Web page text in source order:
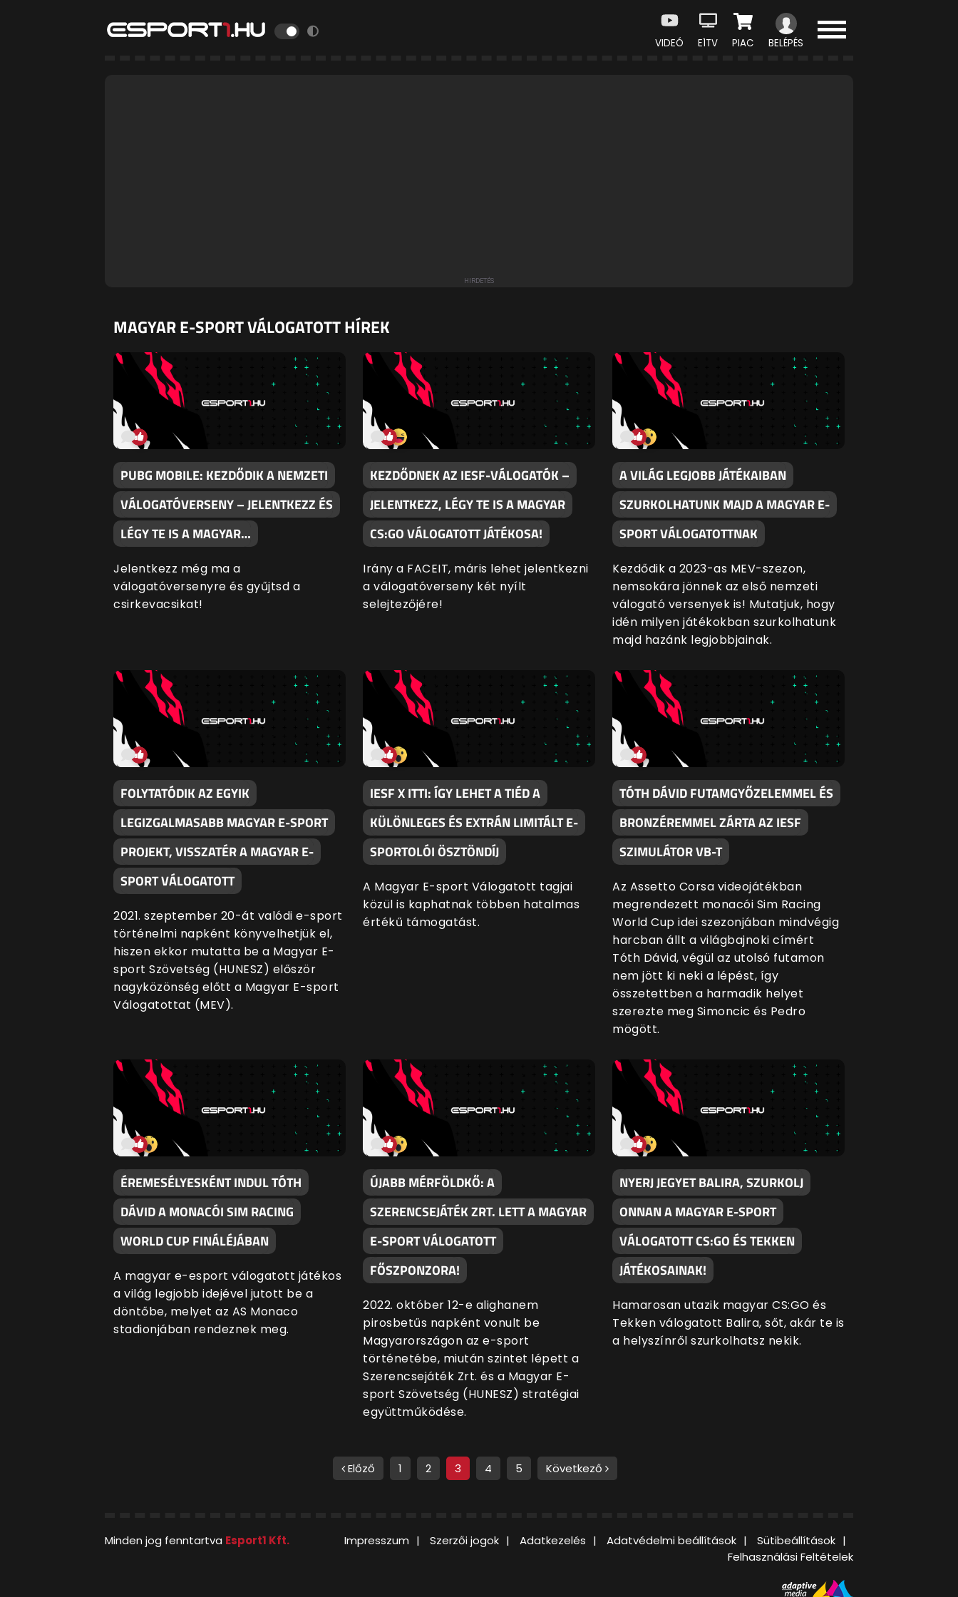
VIDEÓ E1TV PIAC BELÉPÉS
MAGYAR E-SPORT VÁLOGATOTT HÍREK
PUBG MOBILE: KEZDŐDIK A NEMZETI
VÁLOGATÓVERSENY – JELENTKEZZ ÉS
LÉGY TE IS A MAGYAR…
Jelentkezz még ma a
válogatóversenyre és gyűjtsd a
csirkevacsikat!
KEZDŐDNEK AZ IESF-VÁLOGATÓK –
JELENTKEZZ, LÉGY TE IS A MAGYAR
CS:GO VÁLOGATOTT JÁTÉKOSA!
Irány a FACEIT, máris lehet jelentkezni
a válogatóverseny két nyílt
selejtezőjére!
A VILÁG LEGJOBB JÁTÉKAIBAN
SZURKOLHATUNK MAJD A MAGYAR E-
SPORT VÁLOGATOTTNAK
Kezdődik a 2023-as MEV-szezon,
nemsokára jönnek az első nemzeti
válogató versenyek is! Mutatjuk, hogy
idén milyen játékokban szurkolhatunk
majd hazánk legjobbjainak.
FOLYTATÓDIK AZ EGYIK
LEGIZGALMASABB MAGYAR E-SPORT
PROJEKT, VISSZATÉR A MAGYAR E-
SPORT VÁLOGATOTT
2021. szeptember 20-át valódi e-sport
történelmi napként könyvelhetjük el,
hiszen ekkor mutatta be a Magyar E-
sport Szövetség (HUNESZ) először
nagyközönség előtt a Magyar E-sport
Válogatottat (MEV).
IESF X ITTI: ÍGY LEHET A TIÉD A
KÜLÖNLEGES ÉS EXTRÁN LIMITÁLT E-
SPORTOLÓI ÖSZTÖNDÍJ
A Magyar E-sport Válogatott tagjai
közül is kaphatnak többen hatalmas
értékű támogatást.
TÓTH DÁVID FUTAMGYŐZELEMMEL ÉS
BRONZÉREMMEL ZÁRTA AZ IESF
SZIMULÁTOR VB-T
Az Assetto Corsa videojátékban
megrendezett monacói Sim Racing
World Cup idei szezonjában mindvégig
harcban állt a világbajnoki címért
Tóth Dávid, végül az utolsó futamon
nem jött ki neki a lépést, így
összetettben a harmadik helyet
szerezte meg Simoncic és Pedro
mögött.
ÉREMESÉLYESKÉNT INDUL TÓTH
DÁVID A MONACÓI SIM RACING
WORLD CUP FINÁLÉJÁBAN
A magyar e-esport válogatott játékos
a világ legjobb idejével jutott be a
döntőbe, melyet az AS Monaco
stadionjában rendeznek meg.
ÚJABB MÉRFÖLDKŐ: A
SZERENCSEJÁTÉK ZRT. LETT A MAGYAR
E-SPORT VÁLOGATOTT
FŐSZPONZORA!
2022. október 12-e alighanem
pirosbetűs napként vonult be
Magyarországon az e-sport
történetébe, miután szintet lépett a
Szerencsejáték Zrt. és a Magyar E-
sport Szövetség (HUNESZ) stratégiai
együttműködése.
NYERJ JEGYET BALIRA, SZURKOLJ
ONNAN A MAGYAR E-SPORT
VÁLOGATOTT CS:GO ÉS TEKKEN
JÁTÉKOSAINAK!
Hamarosan utazik magyar CS:GO és
Tekken válogatott Balira, sőt, akár te is
a helyszínről szurkolhatsz nekik.
Előző 1 2 3 4 5 Következő
Minden jog fenntartva Esport1 Kft. Impresszum Szerzői jogok Adatkezelés Adatvédelmi beállítások
Sütibeállítások
Felhasználási Feltételek